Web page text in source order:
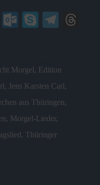
M
O
ok
.c
o
m
S
Te
a
m
Morgel, Edition
, Jens Karsten Carl,
aus Thüringen,
, Morgel-Lieder,
, Thüringer